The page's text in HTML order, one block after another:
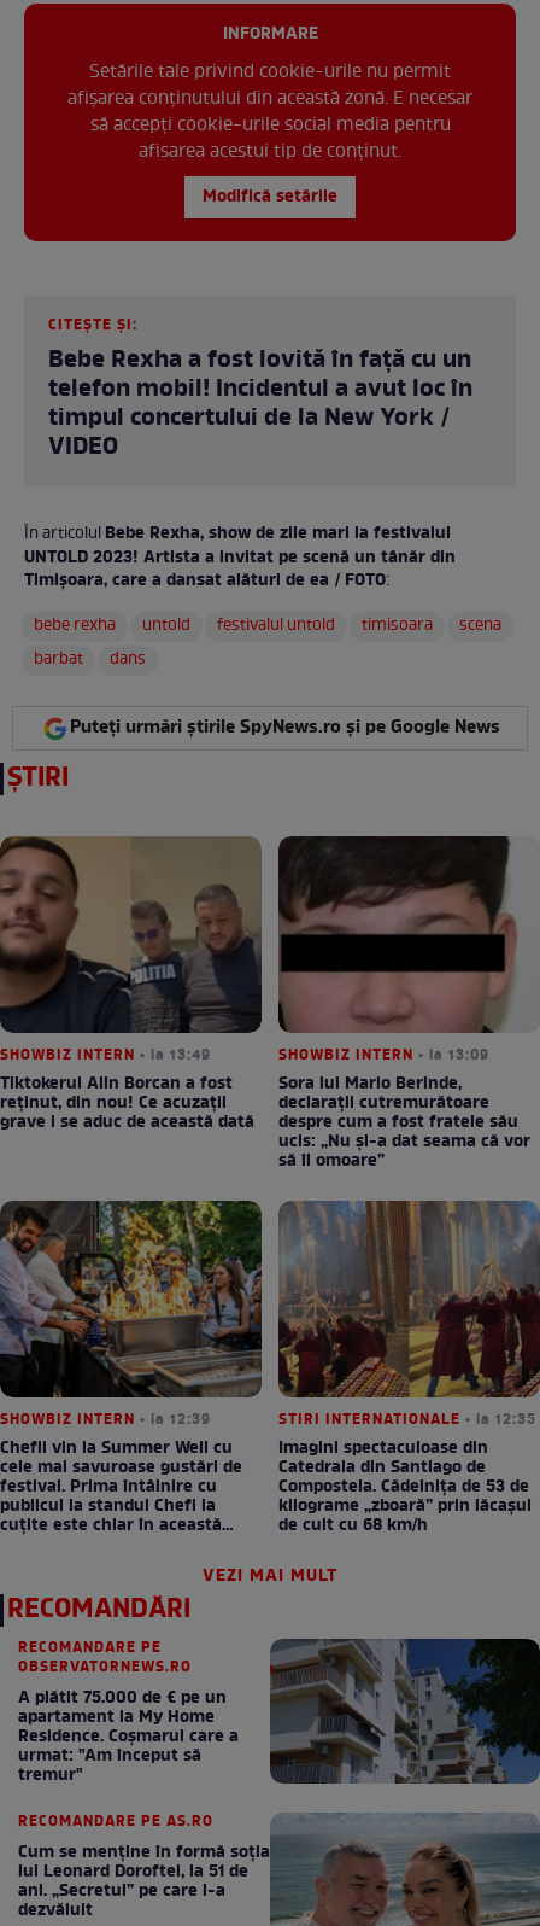
INFORMARE
Setările tale privind cookie-urile nu permit
afișarea conținutului din această zonă. E necesar
să accepți cookie-urile social media pentru
afisarea acestui tip de conținut.
Modifică setările
CITEȘTE ȘI:
Bebe Rexha a fost lovită în față cu un
telefon mobil! Incidentul a avut loc în
timpul concertului de la New York /
VIDEO
În articolulBebe Rexha, show de zile mari la festivalul
UNTOLD 2023! Artista a invitat pe scenă un tânăr din
Timișoara, care a dansat alături de ea / FOTO:
bebe rexha
untold festivalul untold timisoara
scena
barbat
dans
Puteți urmări știrile SpyNews.ro și pe Google News
ȘTIRI
SHOWBIZ INTERN • la 13:49
Tiktokerul Alin Borcan a fost
reținut, din nou! Ce acuzații
grave i se aduc de această dată
SHOWBIZ INTERN • la 13:09
Sora lui Mario Berinde,
declarații cutremurătoare
despre cum a fost fratele său
ucis: „Nu și-a dat seama că vor
să îl omoare”
SHOWBIZ INTERN • la 12:39
Chefii vin la Summer Well cu
cele mai savuroase gustări de
festival. Prima întâlnire cu
publicul la standul Chefi la
cuțite este chiar în această
seară!
STIRI INTERNATIONALE • la 12:35
Imagini spectaculoase din
Catedrala din Santiago de
Compostela. Cădelnița de 53 de
kilograme „zboară” prin lăcașul
de cult cu 68 km/h
VEZI MAI MULT
RECOMANDĂRI
RECOMANDARE PE
OBSERVATORNEWS.RO
A plătit 75.000 de € pe un
apartament la My Home
Residence. Coşmarul care a
urmat: "Am început să
tremur"
RECOMANDARE PE AS.RO
Cum se menţine în formă soţia
lui Leonard Doroftei, la 51 de
ani. „Secretul” pe care l-a
dezvăluit